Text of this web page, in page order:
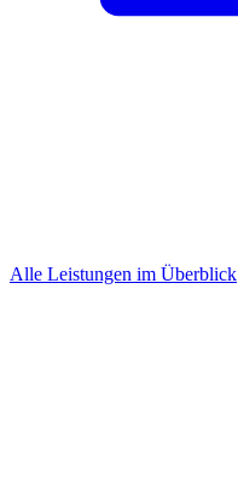
Alle Leistungen im Überblick